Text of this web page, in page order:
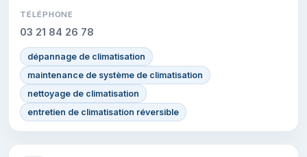
TÉLÉPHONE
03 21 84 26 78
dépannage de climatisation
maintenance de système de climatisation
nettoyage de climatisation
entretien de climatisation réversible